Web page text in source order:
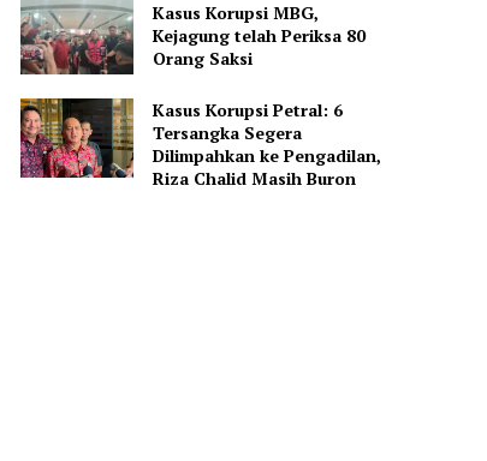
Kasus Korupsi MBG,
Kejagung telah Periksa 80
Orang Saksi
Kasus Korupsi Petral: 6
Tersangka Segera
Dilimpahkan ke Pengadilan,
Riza Chalid Masih Buron